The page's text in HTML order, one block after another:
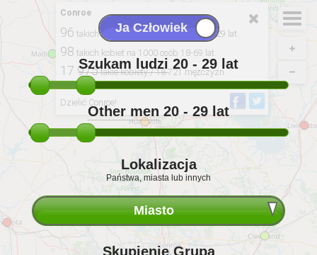
Conroe
96 takich kobiety na 100 mężczyzn. 20-29 lat.
98 takich kobiet na 1000 osób 18-69 lat.
17 975takie kobiety / 18 721 mężczyzn.
Dzielić Conroe!
Szukam ludzi 20 - 29 lat
Other men 20 - 29lat
Lokalizacja
Państwa, miasta lub innych
Miasto
Skupienie Grupa